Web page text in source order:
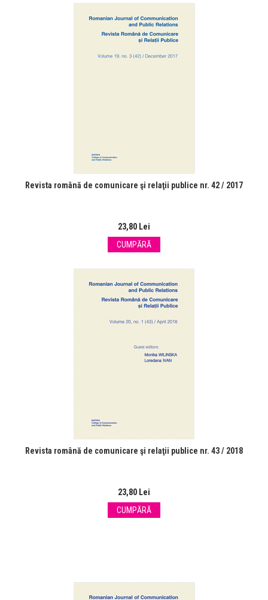
Revista română de comunicare şi relaţii publice nr. 42 / 2017
23,80 Lei
CUMPĂRĂ
Revista română de comunicare şi relaţii publice nr. 43 / 2018
23,80 Lei
CUMPĂRĂ